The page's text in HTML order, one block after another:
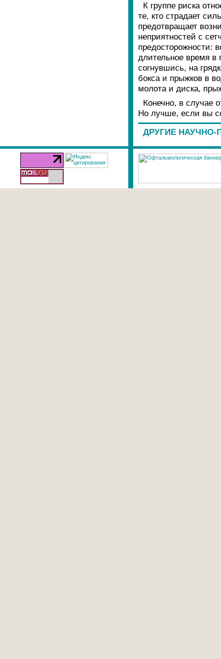
К группе риска
те, кто страдает
предотвращает
неприятностей с
предосторожности:
длительное время в
согнувшись, на
бокса и прыжков в
молота и диска,
Конечно, в случае
Но лучше, если вы
ДРУГИЕ